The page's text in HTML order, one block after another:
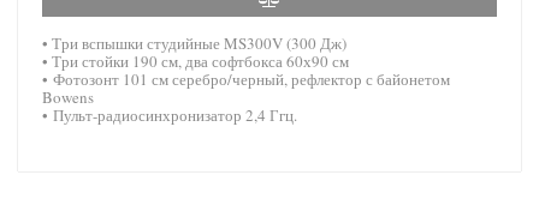
• Три вспышки студийные MS300V (300 Дж)
• Три стойки 190 см, два софтбокса 60х90 см
• Фотозонт 101 см серебро/черный, рефлектор с байонетом
Bowens
• Пульт-радиосинхронизатор 2,4 Ггц.